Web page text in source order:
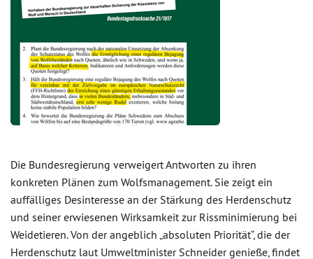
Die Bundesregierung verweigert Antworten zu ihren
konkreten Plänen zum Wolfsmanagement. Sie zeigt ein
auffälliges Desinteresse an der Stärkung des Herdenschutz
und seiner erwiesenen Wirksamkeit zur Rissminimierung bei
Weidetieren. Von der angeblich „absoluten Priorität“, die der
Herdenschutz laut Umweltminister Schneider genieße, findet